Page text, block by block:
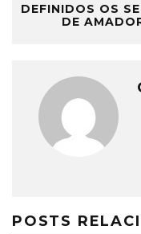
DEFINIDOS OS
DE
POSTS